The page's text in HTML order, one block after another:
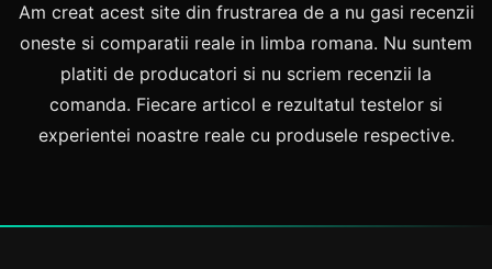
Am creat acest site din frustrarea de a nu gasi recenzii
oneste si comparatii reale in limba romana. Nu suntem
platiti de producatori si nu scriem recenzii la
comanda. Fiecare articol e rezultatul testelor si
experientei noastre reale cu produsele respective.